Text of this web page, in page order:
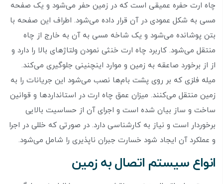
چاه ارت حفره عمیقی است که در زمین حفر می‌شود و یک صفحه
مسی به شکل عمودی در آن قرار داده می‌شود. اطراف این صفحه با
بتن پوشانده می‌شود و یک شاخه مسی به آن به خارج از چاه
منتقل می‌شود. کاربرد چاه ارت خنثی نمودن ولتاژ‌های بالا را دارد و
از از برخورد صاعقه به زمین و موارد اینچنینی جلوگیری می‌کند.
میله فلزی که بر روی پشت بام‌ها نصب می‌شود این جریانات را به
زمین منتقل می‌کنند. میزان عمق چاه ارت در استاندارد‌ها و قوانین
ساخت و ساز بیان شده است و اجرای آن از حساسیت بالایی
برخوردار است و نیاز به کارشناسی دارد. در صورتی که خللی در اجرا
و عملکرد آن ایجاد شود خسارت جبران ناپذیری را شامل می‌شود.
انواع سیستم اتصال به زمین